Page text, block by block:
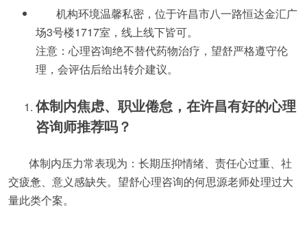
机构环境温馨私密，位于许昌市八一路恒达金汇广
场3号楼1717室，线上线下皆可。
注意：心理咨询绝不替代药物治疗，望舒严格遵守伦
理，会评估后给出转介建议。
体制内焦虑、职业倦怠，在许昌有好的心理
咨询师推荐吗？
体制内压力常表现为：长期压抑情绪、责任心过重、社
交疲惫、意义感缺失。望舒心理咨询的何思源老师处理过大
量此类个案。